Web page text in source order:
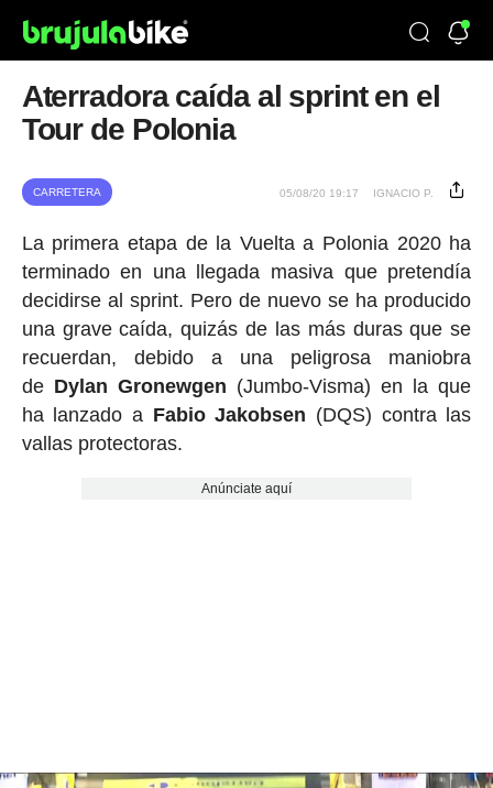
Aterradora caída al sprint en el
Tour de Polonia
CARRETERA 05/08/20 19:17 IGNACIO P.
La primera etapa de la Vuelta a Polonia 2020 ha
terminado en una llegada masiva que pretendía
decidirse al sprint. Pero de nuevo se ha producido
una grave caída, quizás de las más duras que se
recuerdan, debido a una peligrosa maniobra
de Dylan Gronewgen (Jumbo-Visma) en la que
ha lanzado a Fabio Jakobsen (DQS) contra las
vallas protectoras.
Anúnciate aquí